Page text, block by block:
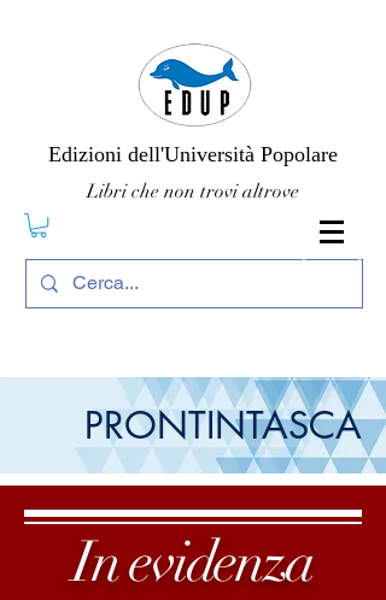
Edizioni dell'Università Popolare
Libri che non trovi altrove
PRONTINTASCA
In evidenza